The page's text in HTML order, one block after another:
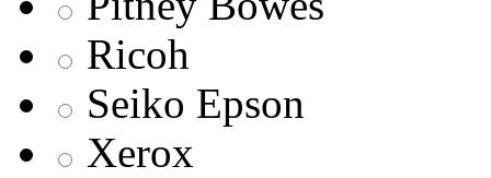
Ricoh
Seiko Epson
Xerox